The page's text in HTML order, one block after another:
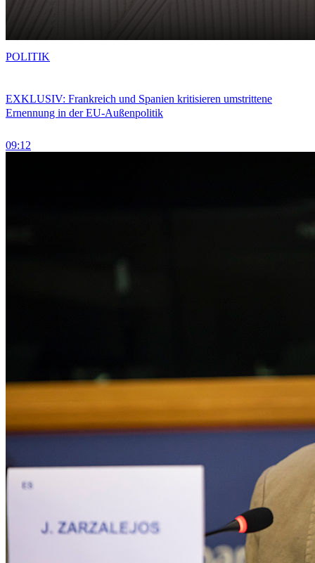
EXKLUSIV: Frankreich und Spanien kritisieren umstrittene
Ernennung in der EU-Außenpolitik
09:12
POLITIK